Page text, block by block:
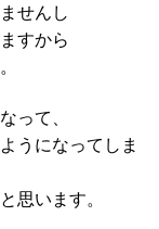
せんし
すから
って、
うになってしま
思います。